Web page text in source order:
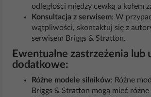
odległości między cewką a kołem
Konsultacja z serwisem: W
wątpliwości, skontaktuj się z
serwisem Briggs & Stratton.
Ewentualne zastrzeżenia lub
dodatkowe:
Różne modele silników: Różne
Briggs & Stratton mogą mieć